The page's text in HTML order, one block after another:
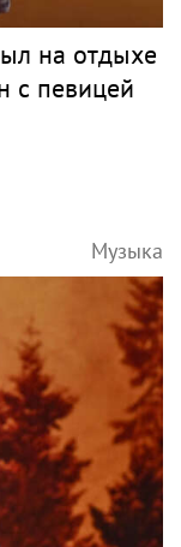
на отдыхе
с певицей
Музыка